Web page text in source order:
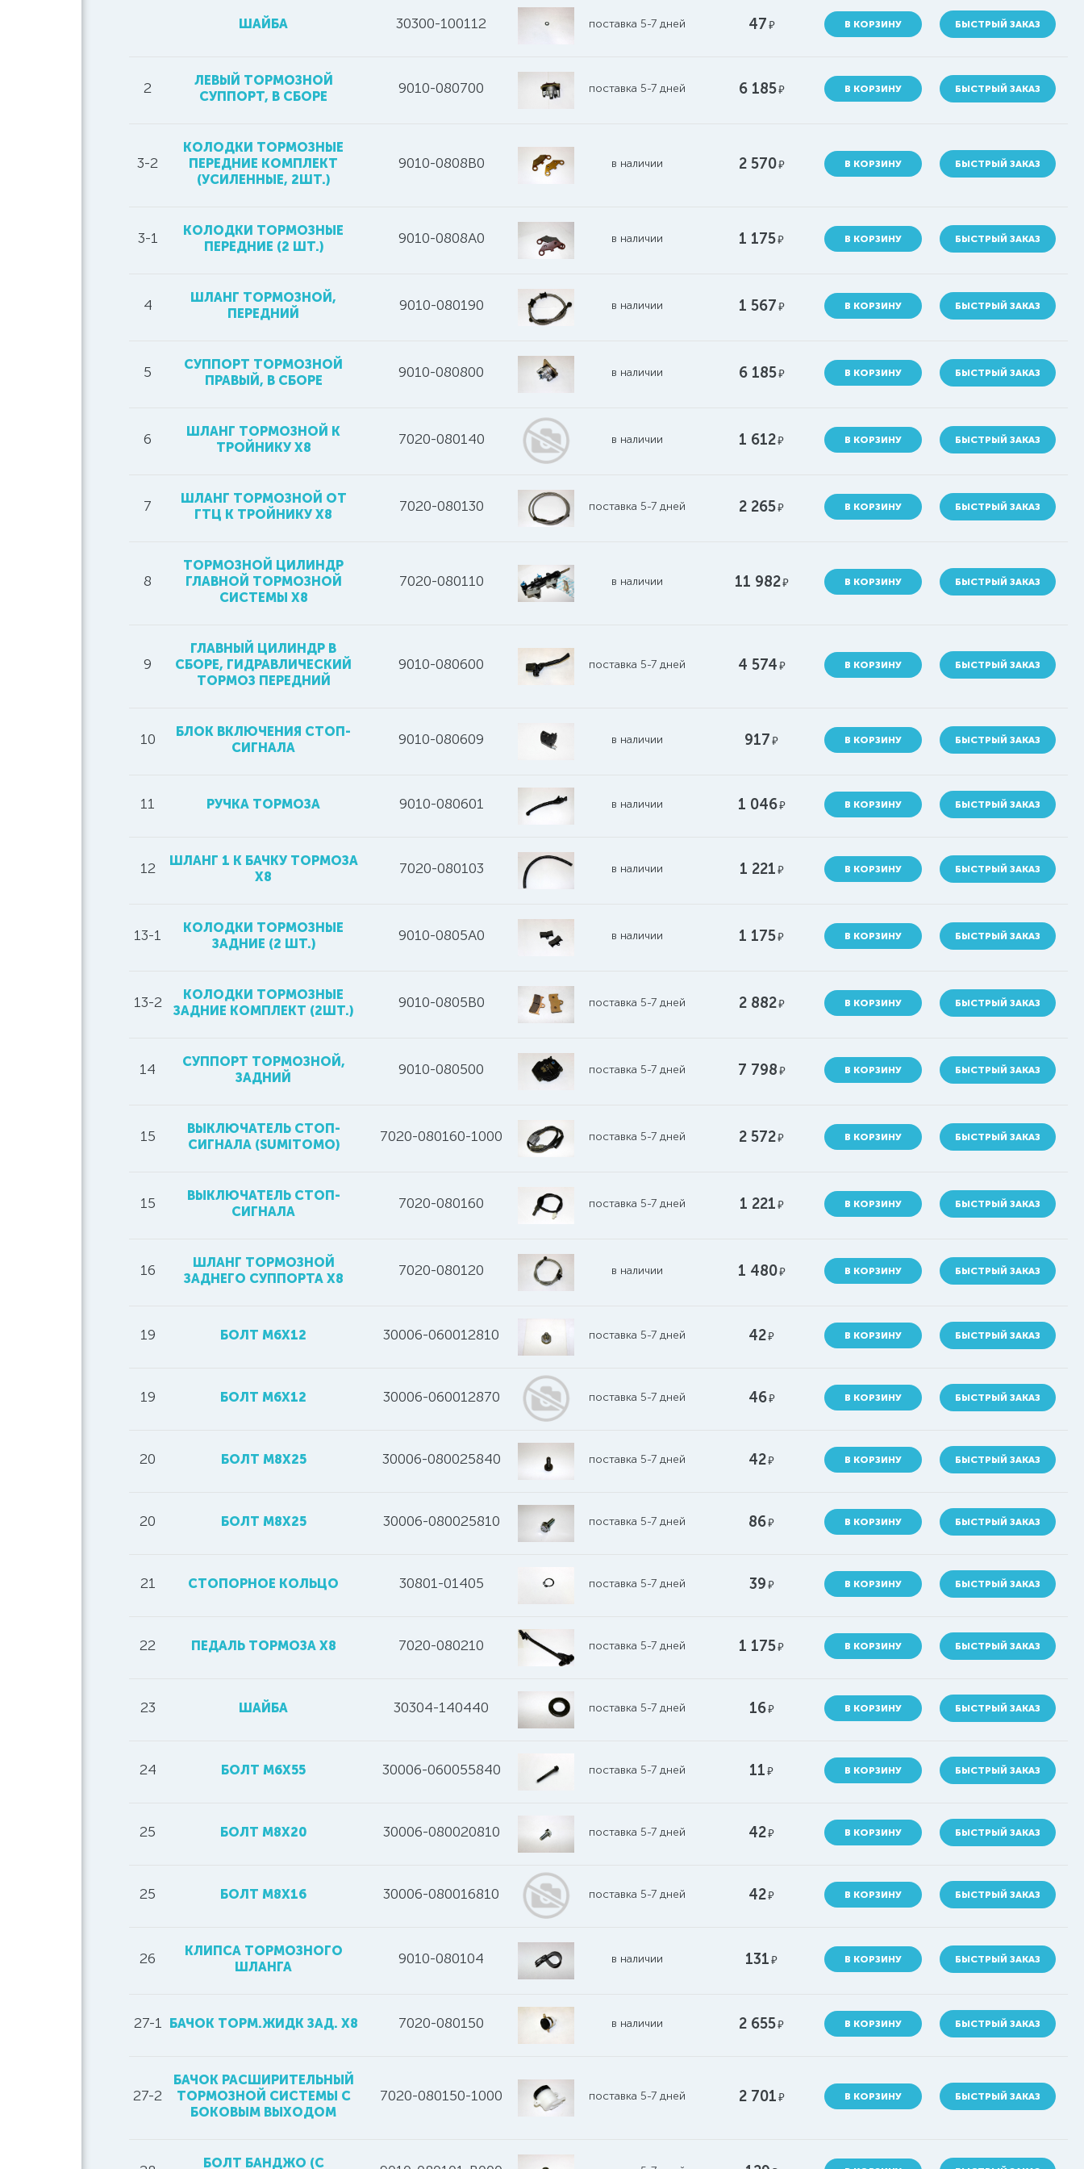
ШАЙБА 30300-100112 поставка 5-7 дней 47руб. В КОРЗИНУ БЫСТРЫЙ ЗАКАЗ
2
ЛЕВЫЙ ТОРМОЗНОЙ
СУППОРТ, В СБОРЕ
9010-080700 поставка 5-7 дней 6 185руб. В КОРЗИНУ БЫСТРЫЙ ЗАКАЗ
3-2
КОЛОДКИ ТОРМОЗНЫЕ
ПЕРЕДНИЕ КОМПЛЕКТ
(УСИЛЕННЫЕ, 2ШТ.)
9010-0808B0 в наличии 2 570руб. В КОРЗИНУ БЫСТРЫЙ ЗАКАЗ
3-1
КОЛОДКИ ТОРМОЗНЫЕ
ПЕРЕДНИЕ (2 ШТ.)
9010-0808A0 в наличии 1 175руб. В КОРЗИНУ БЫСТРЫЙ ЗАКАЗ
4
ШЛАНГ ТОРМОЗНОЙ,
ПЕРЕДНИЙ
9010-080190 в наличии 1 567руб. В КОРЗИНУ БЫСТРЫЙ ЗАКАЗ
5
СУППОРТ ТОРМОЗНОЙ
ПРАВЫЙ, В СБОРЕ
9010-080800 в наличии 6 185руб. В КОРЗИНУ БЫСТРЫЙ ЗАКАЗ
6
ШЛАНГ ТОРМОЗНОЙ К
ТРОЙНИКУ Х8
7020-080140 в наличии 1 612руб. В КОРЗИНУ БЫСТРЫЙ ЗАКАЗ
7
ШЛАНГ ТОРМОЗНОЙ ОТ
ГТЦ К ТРОЙНИКУ Х8
7020-080130 поставка 5-7 дней 2 265руб. В КОРЗИНУ БЫСТРЫЙ ЗАКАЗ
8
ТОРМОЗНОЙ ЦИЛИНДР
ГЛАВНОЙ ТОРМОЗНОЙ
СИСТЕМЫ Х8
7020-080110 в наличии 11 982руб. В КОРЗИНУ БЫСТРЫЙ ЗАКАЗ
9
ГЛАВНЫЙ ЦИЛИНДР В
СБОРЕ, ГИДРАВЛИЧЕСКИЙ
ТОРМОЗ ПЕРЕДНИЙ
9010-080600 поставка 5-7 дней 4 574руб. В КОРЗИНУ БЫСТРЫЙ ЗАКАЗ
10
БЛОК ВКЛЮЧЕНИЯ СТОП-
СИГНАЛА
9010-080609 в наличии 917руб. В КОРЗИНУ БЫСТРЫЙ ЗАКАЗ
11 РУЧКА ТОРМОЗА 9010-080601 в наличии 1 046руб. В КОРЗИНУ БЫСТРЫЙ ЗАКАЗ
12
ШЛАНГ 1 К БАЧКУ ТОРМОЗА
Х8
7020-080103 в наличии 1 221руб. В КОРЗИНУ БЫСТРЫЙ ЗАКАЗ
13-1
КОЛОДКИ ТОРМОЗНЫЕ
ЗАДНИЕ (2 ШТ.)
9010-0805A0 в наличии 1 175руб. В КОРЗИНУ БЫСТРЫЙ ЗАКАЗ
13-2
КОЛОДКИ ТОРМОЗНЫЕ
ЗАДНИЕ КОМПЛЕКТ (2ШТ.)
9010-0805B0 поставка 5-7 дней 2 882руб. В КОРЗИНУ БЫСТРЫЙ ЗАКАЗ
14
СУППОРТ ТОРМОЗНОЙ,
ЗАДНИЙ
9010-080500 поставка 5-7 дней 7 798руб. В КОРЗИНУ БЫСТРЫЙ ЗАКАЗ
15
ВЫКЛЮЧАТЕЛЬ СТОП-
СИГНАЛА (SUMITOMO)
7020-080160-1000 поставка 5-7 дней 2 572руб. В КОРЗИНУ БЫСТРЫЙ ЗАКАЗ
15
ВЫКЛЮЧАТЕЛЬ СТОП-
СИГНАЛА
7020-080160 поставка 5-7 дней 1 221руб. В КОРЗИНУ БЫСТРЫЙ ЗАКАЗ
16
ШЛАНГ ТОРМОЗНОЙ
ЗАДНЕГО СУППОРТА Х8
7020-080120 в наличии 1 480руб. В КОРЗИНУ БЫСТРЫЙ ЗАКАЗ
19 БОЛТ M6X12 30006-060012810 поставка 5-7 дней 42руб. В КОРЗИНУ БЫСТРЫЙ ЗАКАЗ
19 БОЛТ М6Х12 30006-060012870 поставка 5-7 дней 46руб. В КОРЗИНУ БЫСТРЫЙ ЗАКАЗ
20 БОЛТ М8Х25 30006-080025840 поставка 5-7 дней 42руб. В КОРЗИНУ БЫСТРЫЙ ЗАКАЗ
20 БОЛТ M8X25 30006-080025810 поставка 5-7 дней 86руб. В КОРЗИНУ БЫСТРЫЙ ЗАКАЗ
21 СТОПОРНОЕ КОЛЬЦО 30801-01405 поставка 5-7 дней 39руб. В КОРЗИНУ БЫСТРЫЙ ЗАКАЗ
22 ПЕДАЛЬ ТОРМОЗА Х8 7020-080210 поставка 5-7 дней 1 175руб. В КОРЗИНУ БЫСТРЫЙ ЗАКАЗ
23 ШАЙБА 30304-140440 поставка 5-7 дней 16руб. В КОРЗИНУ БЫСТРЫЙ ЗАКАЗ
24 БОЛТ М6Х55 30006-060055840 поставка 5-7 дней 11руб. В КОРЗИНУ БЫСТРЫЙ ЗАКАЗ
25 БОЛТ M8X20 30006-080020810 поставка 5-7 дней 42руб. В КОРЗИНУ БЫСТРЫЙ ЗАКАЗ
25 БОЛТ M8X16 30006-080016810 поставка 5-7 дней 42руб. В КОРЗИНУ БЫСТРЫЙ ЗАКАЗ
26
КЛИПСА ТОРМОЗНОГО
ШЛАНГА
9010-080104 в наличии 131руб. В КОРЗИНУ БЫСТРЫЙ ЗАКАЗ
27-1 БАЧОК ТОРМ.ЖИДК ЗАД. Х8 7020-080150 в наличии 2 655руб. В КОРЗИНУ БЫСТРЫЙ ЗАКАЗ
27-2
БАЧОК РАСШИРИТЕЛЬНЫЙ
ТОРМОЗНОЙ СИСТЕМЫ С
БОКОВЫМ ВЫХОДОМ
7020-080150-1000 поставка 5-7 дней 2 701руб. В КОРЗИНУ БЫСТРЫЙ ЗАКАЗ
БОЛТ БАНДЖО (С